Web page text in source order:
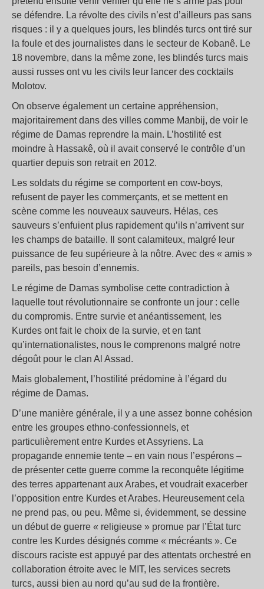
se défendre. La révolte des civils n’est d’ailleurs pas sans
risques : il y a quelques jours, les blindés turcs ont tiré sur
la foule et des journalistes dans le secteur de Kobanê. Le
18 novembre, dans la même zone, les blindés turcs mais
aussi russes ont vu les civils leur lancer des cocktails
Molotov.
On observe également un certaine appréhension,
majoritairement dans des villes comme Manbij, de voir le
régime de Damas reprendre la main. L’hostilité est
moindre à Hassakê, où il avait conservé le contrôle d’un
quartier depuis son retrait en 2012.
Les soldats du régime se comportent en cow-boys,
refusent de payer les commerçants, et se mettent en
scène comme les nouveaux sauveurs. Hélas, ces
sauveurs s’enfuient plus rapidement qu’ils n’arrivent sur
les champs de bataille. Il sont calamiteux, malgré leur
puissance de feu supérieure à la nôtre. Avec des « amis »
pareils, pas besoin d’ennemis.
Le régime de Damas symbolise cette contradiction à
laquelle tout révolutionnaire se confronte un jour : celle
du compromis. Entre survie et anéantissement, les
Kurdes ont fait le choix de la survie, et en tant
qu’internationalistes, nous le comprenons malgré notre
dégoût pour le clan Al Assad.
Mais globalement, l’hostilité prédomine à l’égard du
régime de Damas.
D’une manière générale, il y a une assez bonne cohésion
entre les groupes ethno-confessionnels, et
particulièrement entre Kurdes et Assyriens. La
propagande ennemie tente – en vain nous l’espérons –
de présenter cette guerre comme la reconquête légitime
des terres appartenant aux Arabes, et voudrait exacerber
l’opposition entre Kurdes et Arabes. Heureusement cela
ne prend pas, ou peu. Même si, évidemment, se dessine
un début de guerre « religieuse » promue par l’État turc
contre les Kurdes désignés comme « mécréants ». Ce
discours raciste est appuyé par des attentats orchestré en
collaboration étroite avec le MIT, les services secrets
turcs, aussi bien au nord qu’au sud de la frontière.